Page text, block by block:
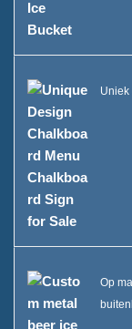
Uniek
Op